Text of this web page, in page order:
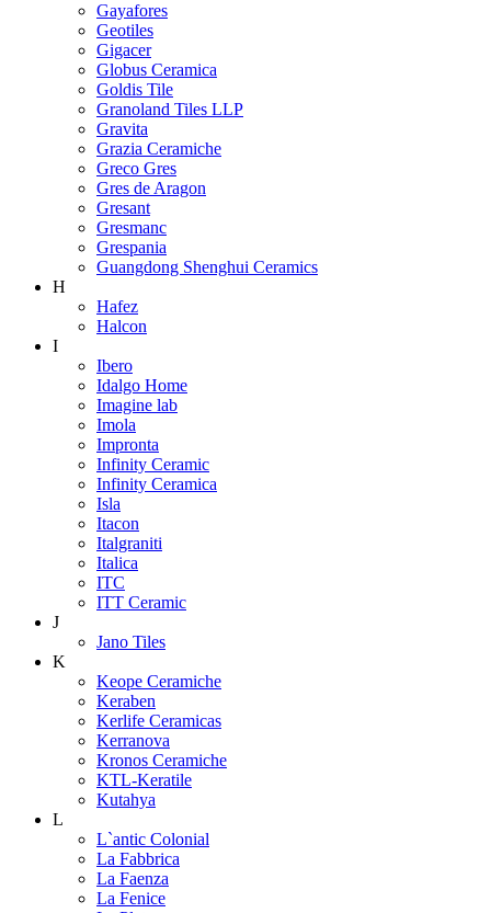
Gayafores
Geotiles
Gigacer
Globus Ceramica
Goldis Tile
Granoland Tiles LLP
Gravita
Grazia Ceramiche
Greco Gres
Gres de Aragon
Gresant
Gresmanc
Grespania
Guangdong Shenghui Ceramics
H
Hafez
Halcon
I
Ibero
Idalgo Home
Imagine lab
Imola
Impronta
Infinity Ceramic
Infinity Ceramica
Isla
Itacon
Italgraniti
Italica
ITC
ITT Ceramic
J
Jano Tiles
K
Keope Ceramiche
Keraben
Kerlife Ceramicas
Kerranova
Kronos Ceramiche
KTL-Keratile
Kutahya
L
L`antic Colonial
La Fabbrica
La Faenza
La Fenice